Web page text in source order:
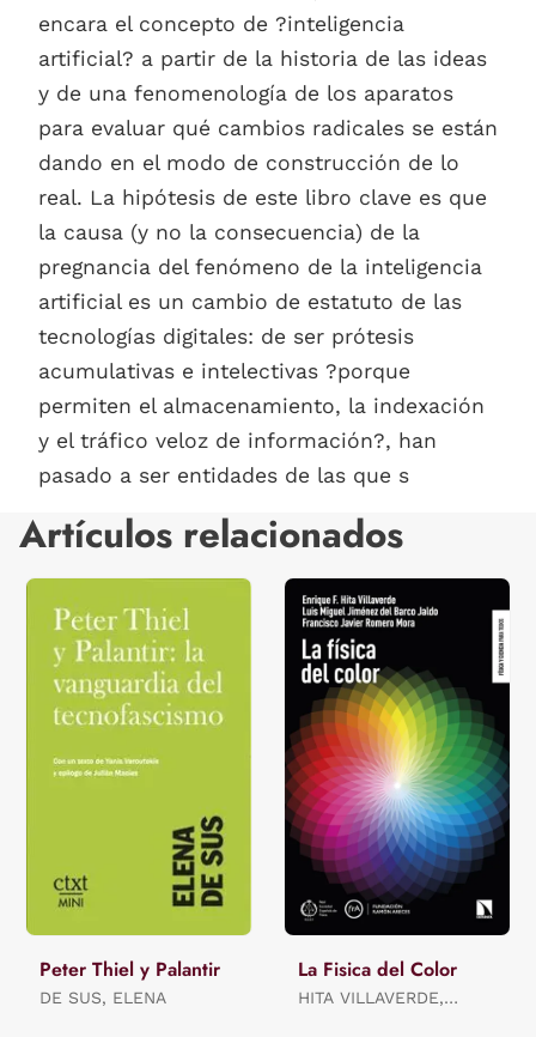
encara el concepto de ?inteligencia
artificial? a partir de la historia de las ideas
y de una fenomenología de los aparatos
para evaluar qué cambios radicales se están
dando en el modo de construcción de lo
real. La hipótesis de este libro clave es que
la causa (y no la consecuencia) de la
pregnancia del fenómeno de la inteligencia
artificial es un cambio de estatuto de las
tecnologías digitales: de ser prótesis
acumulativas e intelectivas ?porque
permiten el almacenamiento, la indexación
y el tráfico veloz de información?, han
pasado a ser entidades de las que s
Artículos relacionados
Peter Thiel y Palantir
DE SUS, ELENA
La Fisica del Color
HITA VILLAVERDE,